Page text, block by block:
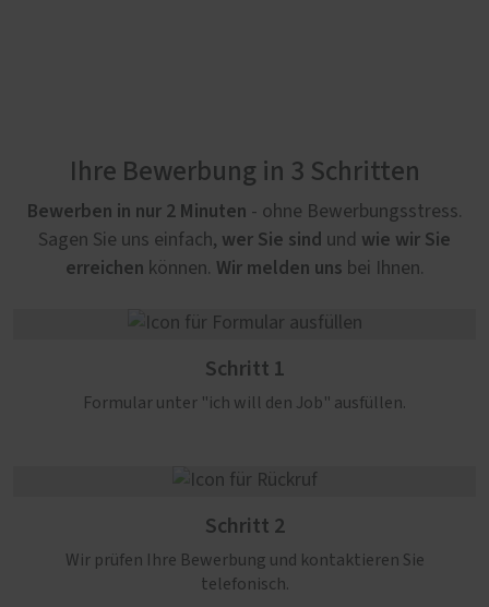
Ihre Bewerbung in 3 Schritten
Bewerben in nur 2 Minuten - ohne Bewerbungsstress.
Sagen Sie uns einfach, wer Sie sind und wie wir Sie
erreichen können. Wir melden uns bei Ihnen.
Schritt 1
Formular unter "ich will den Job" ausfüllen.
Schritt 2
Wir prüfen Ihre Bewerbung und kontaktieren Sie
telefonisch.